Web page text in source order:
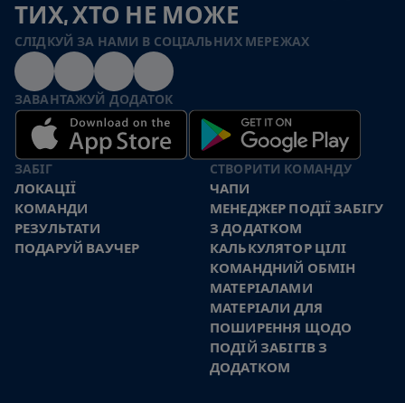
ТИХ, ХТО НЕ МОЖЕ
СЛІДКУЙ ЗА НАМИ В СОЦІАЛЬНИХ МЕРЕЖАХ
ЗАВАНТАЖУЙ ДОДАТОК
ЗАБІГ
ЛОКАЦІЇ
КОМАНДИ
РЕЗУЛЬТАТИ
ПОДАРУЙ ВАУЧЕР
СТВОРИТИ КОМАНДУ
ЧАПИ
МЕНЕДЖЕР ПОДІЇ ЗАБІГУ
З ДОДАТКОМ
КАЛЬКУЛЯТОР ЦІЛІ
КОМАНДНИЙ ОБМІН
МАТЕРІАЛАМИ
МАТЕРІАЛИ ДЛЯ
ПОШИРЕННЯ ЩОДО
ПОДІЙ ЗАБІГІВ З
ДОДАТКОМ